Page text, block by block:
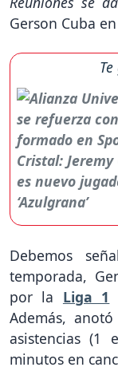
Gerson Cuba
Debemos
temporada,
por la Liga 1
Además,
asistencias (1
minutos en